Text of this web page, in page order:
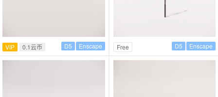
VIP 0.1云币 Enscape
D5 Free Enscape
D5